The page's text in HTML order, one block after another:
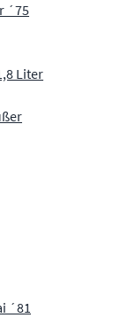
´75
Liter
´81